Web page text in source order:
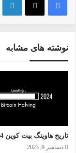
نوشته های مشابه
تاریخ هاوینگ بیت کوین 2024
دسامبر 9, 2023